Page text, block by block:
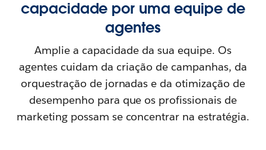
capacidade por uma equipe de
agentes
Amplie a capacidade da sua equipe. Os
agentes cuidam da criação de campanhas, da
orquestração de jornadas e da otimização de
desempenho para que os profissionais de
marketing possam se concentrar na estratégia.